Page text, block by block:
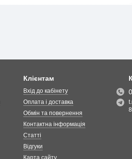
Клієнтам
Вхід до кабінету
Оплата і доставка
Обмін та повернення
Контактна інформація
Статті
Відгуки
Карта сайту